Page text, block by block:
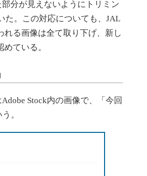
分が見えないようにトリミン
た。この対応についても、JAL
る画像は全て取り下げ、新し
ている。
Stock内の画像で、「今回
。